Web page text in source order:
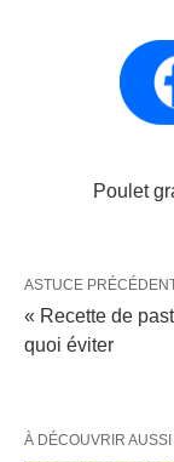
Poulet
ASTUCE
« Recette de
quoi éviter
À DÉCOUVRIR AUSSI